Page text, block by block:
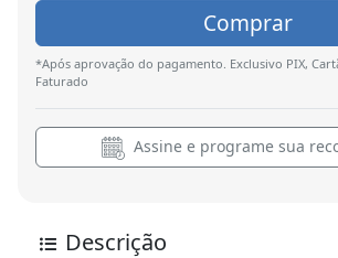
Comprar
*Após aprovação do pagamento. Exclusivo PIX,
Faturado
Assine e programe sua
Descrição